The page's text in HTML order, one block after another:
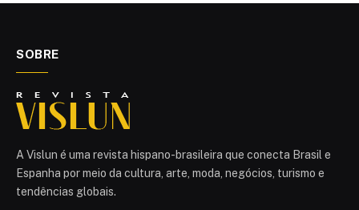
SOBRE
A Vislun é uma revista hispano-brasileira que conecta Brasil e
Espanha por meio da cultura, arte, moda, negócios, turismo e
tendências globais.